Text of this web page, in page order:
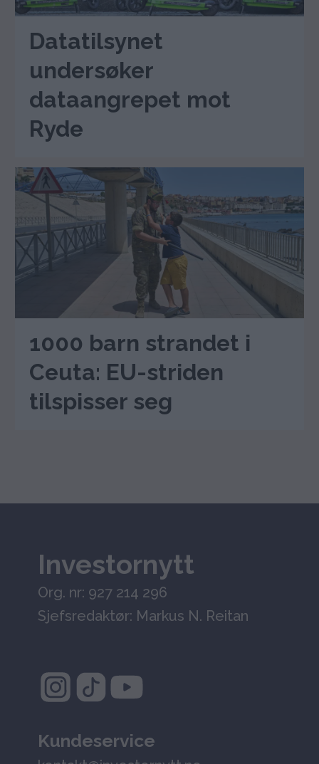
Datatilsynet
undersøker
dataangrepet mot
Ryde
1000 barn strandet i
Ceuta: EU-striden
tilspisser seg
Investornytt
Org. nr: 927 214 296
Sjefsredaktør: Markus N. Reitan
Kundeservice